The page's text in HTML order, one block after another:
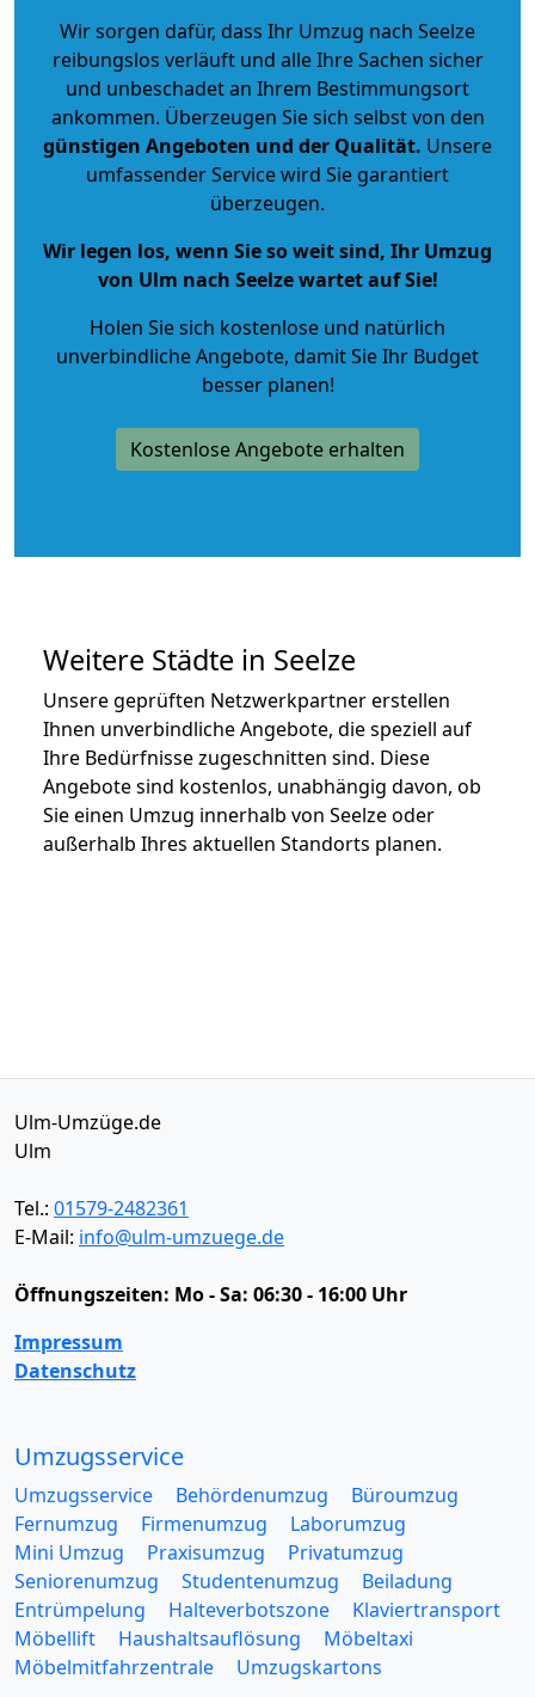
Wir sorgen dafür, dass Ihr Umzug nach Seelze
reibungslos verläuft und alle Ihre Sachen sicher
und unbeschadet an Ihrem Bestimmungsort
ankommen. Überzeugen Sie sich selbst von den
günstigen Angeboten und der Qualität. Unsere
umfassender Service wird Sie garantiert
überzeugen.
Wir legen los, wenn Sie so weit sind, Ihr Umzug
von Ulm nach Seelze wartet auf Sie!
Holen Sie sich kostenlose und natürlich
unverbindliche Angebote, damit Sie Ihr Budget
besser planen!
Kostenlose Angebote erhalten
Weitere Städte in Seelze
Unsere geprüften Netzwerkpartner erstellen
Ihnen unverbindliche Angebote, die speziell auf
Ihre Bedürfnisse zugeschnitten sind. Diese
Angebote sind kostenlos, unabhängig davon, ob
Sie einen Umzug innerhalb von Seelze oder
außerhalb Ihres aktuellen Standorts planen.
Ulm-Umzüge.de
Ulm
Tel.: 01579-2482361
E-Mail: info@ulm-umzuege.de
Öffnungszeiten: Mo - Sa: 06:30 - 16:00 Uhr
Impressum
Datenschutz
Umzugsservice
Umzugsservice Behördenumzug
Büroumzug
Fernumzug
Firmenumzug
Laborumzug
Mini Umzug
Praxisumzug
Privatumzug
Seniorenumzug
Studentenumzug
Beiladung
Entrümpelung
Halteverbotszone
Klaviertransport
Möbellift
Haushaltsauflösung
Möbeltaxi
Möbelmitfahrzentrale
Umzugskartons